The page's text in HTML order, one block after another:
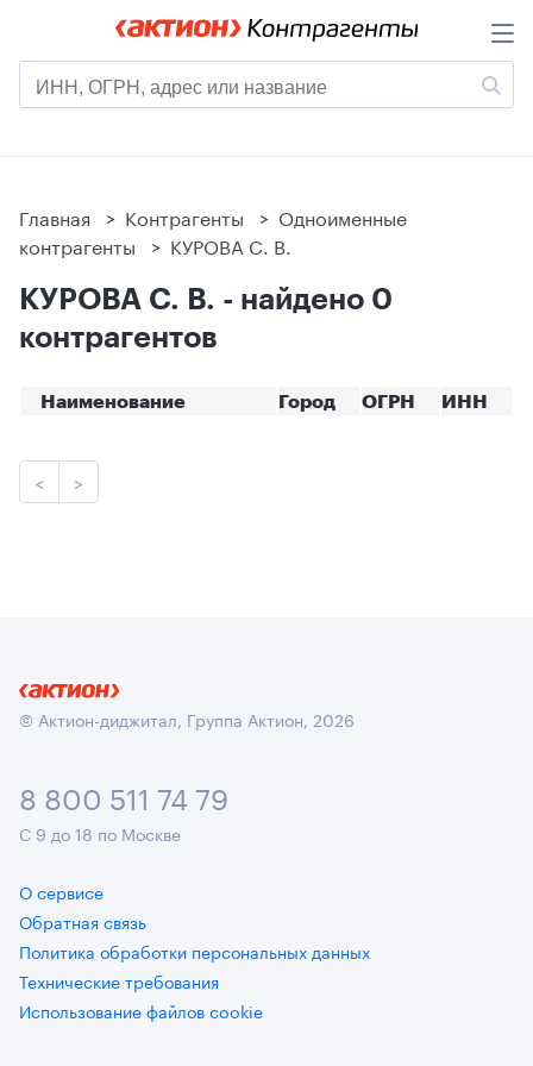
Главная > Контрагенты > Одноименные
контрагенты > КУРОВА С. В.
КУРОВА С. В. - найдено 0
контрагентов
Наименование Город ОГРН ИНН
< >
© Актион-диджитал, Группа Актион, 2026
8 800 511 74 79
С 9 до 18 по Москве
О сервисе
Обратная связь
Политика обработки персональных данных
Технические требования
Использование файлов cookie